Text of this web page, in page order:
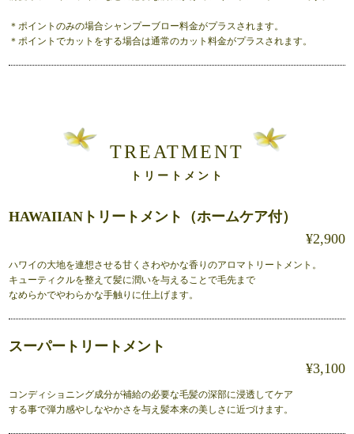
＊ポイントのみの場合シャンプーブロー料金がプラスされます。
＊ポイントでカットをする場合は通常のカット料金がプラスされます。
TREATMENT
トリートメント
HAWAIIANトリートメント（ホームケア付）
¥2,900
ハワイの大地を連想させる甘くさわやかな香りのアロマトリートメント。
キューティクルを整えて髪に潤いを与えることで毛先まで
なめらかでやわらかな手触りに仕上げます。
スーパートリートメント
¥3,100
コンディショニング成分が補給の必要な毛髪の深部に浸透してケア
する事で弾力感やしなやかさを与え髪本来の美しさに近づけます。